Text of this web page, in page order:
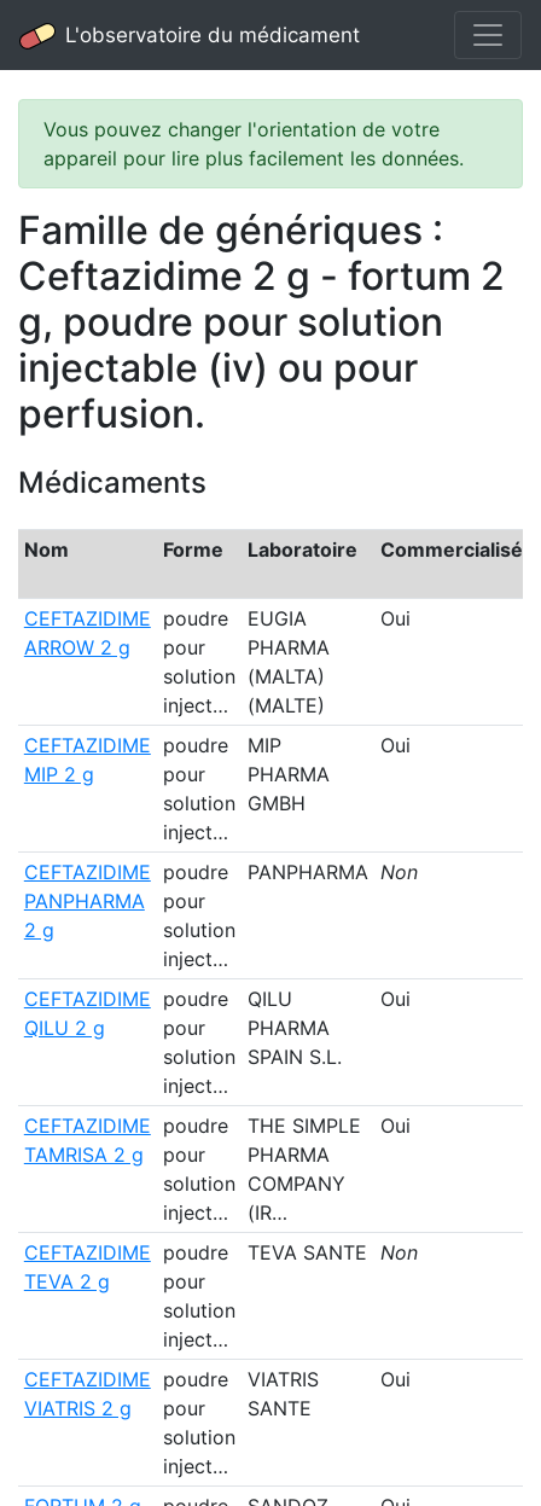
L'observatoire du médicament
Vous pouvez changer l'orientation de votre
appareil pour lire plus facilement les données.
Famille de génériques :
Ceftazidime 2 g - fortum 2
g, poudre pour solution
injectable (iv) ou pour
perfusion.
Médicaments
Nom Forme Laboratoire Commercialisé
CEFTAZIDIME
ARROW 2 g
poudre
pour
solution
inject…
EUGIA
PHARMA
(MALTA)
(MALTE)
Oui
CEFTAZIDIME
MIP 2 g
poudre
pour
solution
inject…
MIP
PHARMA
GMBH
Oui
CEFTAZIDIME
PANPHARMA
2 g
poudre
pour
solution
inject…
PANPHARMA Non
CEFTAZIDIME
QILU 2 g
poudre
pour
solution
inject…
QILU
PHARMA
SPAIN S.L.
Oui
CEFTAZIDIME
TAMRISA 2 g
poudre
pour
solution
inject…
THE SIMPLE
PHARMA
COMPANY
(IR…
Oui
CEFTAZIDIME
TEVA 2 g
poudre
pour
solution
inject…
TEVA SANTE Non
CEFTAZIDIME
VIATRIS 2 g
poudre
pour
solution
inject…
VIATRIS
SANTE
Oui